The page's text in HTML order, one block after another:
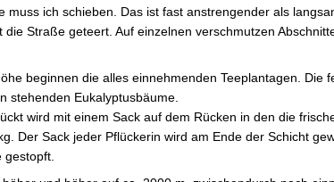
ich schieben. Das ist fast anstrengender als
Straße geteert. Auf einzelnen verschmutzen
beginnen die alles einnehmenden Teeplantagen. Die
stehenden Eukalyptusbäume.
wird mit einem Sack auf dem Rücken in den die
Der Sack jeder Pflückerin wird am Ende der Schicht